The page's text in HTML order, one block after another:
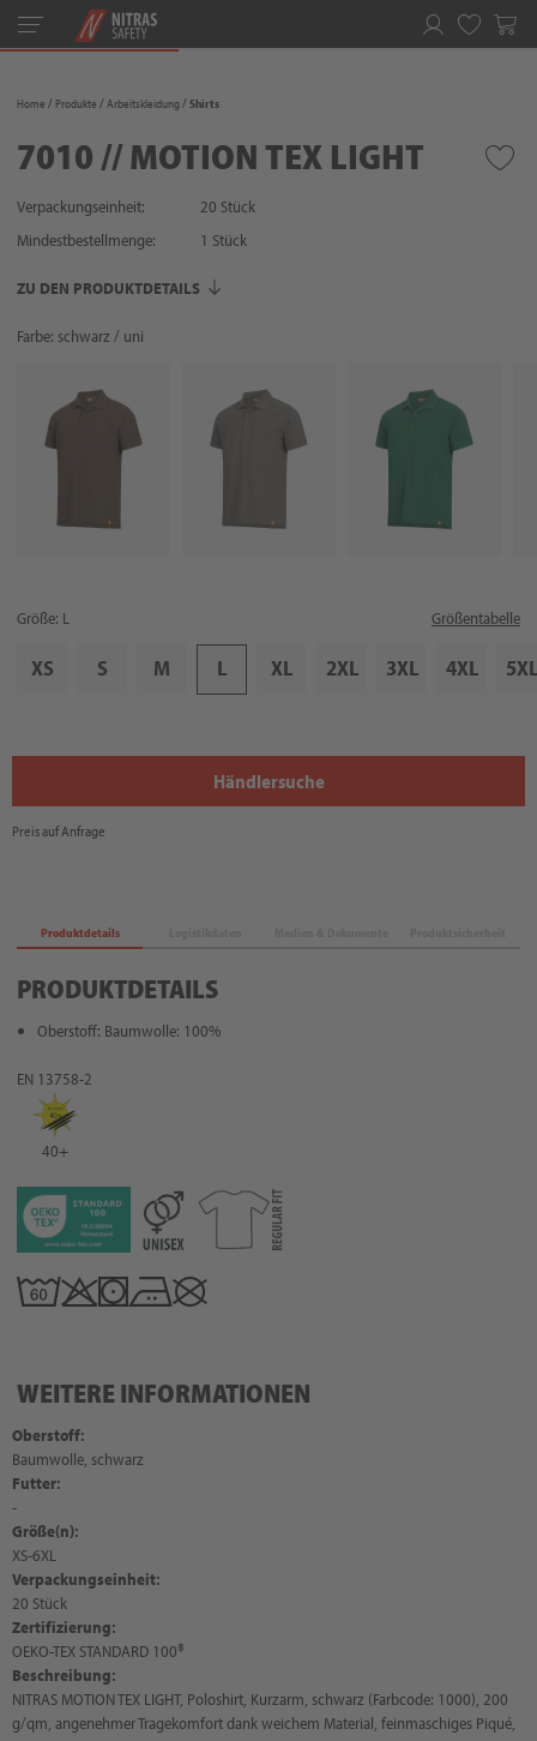
Toggle
navigation
Home Produkte Arbeitskleidung Shirts
7010 // MOTION TEX LIGHT
Verpackungseinheit:
20 Stück
Mindestbestellmenge:
1 Stück
ZU DEN PRODUKTDETAILS
Farbe: schwarz / uni
Größe: L Größentabelle
XS S M L XL 2XL 3XL 4XL 5XL
Händlersuche
Preis auf Anfrage
Produktdetails
PRODUKTDETAILS
Oberstoff: Baumwolle: 100%
EN 13758-2
40+
WEITERE INFORMATIONEN
Oberstoff:
Baumwolle, schwarz
Futter:
-
Größe(n):
XS-6XL
Verpackungseinheit:
20 Stück
Zertifizierung:
OEKO-TEX STANDARD 100®
Beschreibung:
NITRAS MOTION TEX LIGHT, Poloshirt, Kurzarm, schwarz (Farbcode: 1000), 200
g/qm, angenehmer Tragekomfort dank weichem Material, feinmaschiges Piqué,